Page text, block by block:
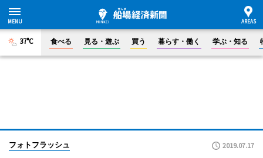
37°C 食べる 見る・遊ぶ 買う 暮らす・働く 学ぶ・知る
フォトフラッシュ 2019.07.17